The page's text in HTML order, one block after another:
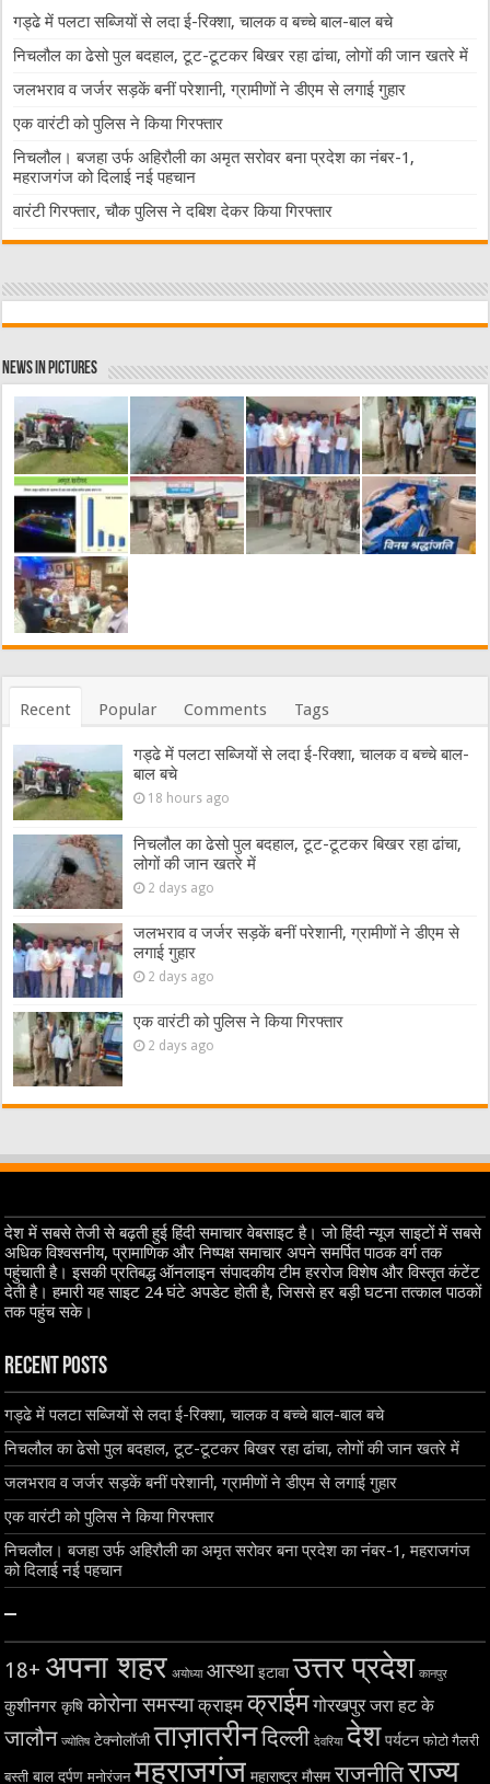
गड्ढे में पलटा सब्जियों से लदा ई-रिक्शा, चालक व बच्चे बाल-बाल बचे
निचलौल का ढेसो पुल बदहाल, टूट-टूटकर बिखर रहा ढांचा, लोगों की जान खतरे में
जलभराव व जर्जर सड़कें बनीं परेशानी, ग्रामीणों ने डीएम से लगाई गुहार
एक वारंटी को पुलिस ने किया गिरफ्तार
निचलौल। बजहा उर्फ अहिरौली का अमृत सरोवर बना प्रदेश का नंबर-1,
महराजगंज को दिलाई नई पहचान
वारंटी गिरफ्तार, चौक पुलिस ने दबिश देकर किया गिरफ्तार
News in Pictures
Recent Popular Comments Tags
गड्ढे में पलटा सब्जियों से लदा ई-रिक्शा, चालक व बच्चे बाल-
बाल बचे
18 hours ago
निचलौल का ढेसो पुल बदहाल, टूट-टूटकर बिखर रहा ढांचा,
लोगों की जान खतरे में
2 days ago
जलभराव व जर्जर सड़कें बनीं परेशानी, ग्रामीणों ने डीएम से
लगाई गुहार
2 days ago
एक वारंटी को पुलिस ने किया गिरफ्तार
2 days ago
देश में सबसे तेजी से बढ़ती हुई हिंदी समाचार वेबसाइट है। जो हिंदी न्यूज साइटों में सबसे
अधिक विश्वसनीय, प्रामाणिक और निष्पक्ष समाचार अपने समर्पित पाठक वर्ग तक
पहुंचाती है। इसकी प्रतिबद्ध ऑनलाइन संपादकीय टीम हररोज विशेष और विस्तृत कंटेंट
देती है। हमारी यह साइट 24 घंटे अपडेट होती है, जिससे हर बड़ी घटना तत्काल पाठकों
तक पहुंच सके।
Recent Posts
गड्ढे में पलटा सब्जियों से लदा ई-रिक्शा, चालक व बच्चे बाल-बाल बचे
निचलौल का ढेसो पुल बदहाल, टूट-टूटकर बिखर रहा ढांचा, लोगों की जान खतरे में
जलभराव व जर्जर सड़कें बनीं परेशानी, ग्रामीणों ने डीएम से लगाई गुहार
एक वारंटी को पुलिस ने किया गिरफ्तार
निचलौल। बजहा उर्फ अहिरौली का अमृत सरोवर बना प्रदेश का नंबर-1, महराजगंज
को दिलाई नई पहचान
–
18+ अपना शहर अयोध्या आस्था इटावा उत्तर प्रदेश कानपुर
कुशीनगर कृषि कोरोना समस्या क्राइम क्राईम गोरखपुर जरा हट के
जालौन ज्योतिष टेक्नोलॉजी ताज़ातरीनदिल्ली देवरिया देश पर्यटन फोटो गैलरी
बस्ती बाल दर्पण मनोरंजन महराजगंज महाराष्ट्र मौसम राजनीतिराज्य